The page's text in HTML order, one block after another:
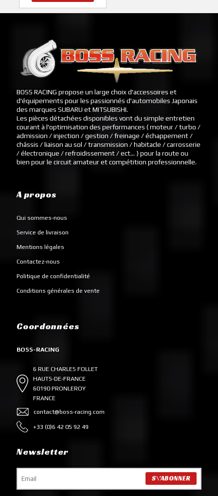
BOSS RACING propose un large choix d'accessoires et
d'équipements pour les passionnés d'automobiles Japonais
des marques SUBARU et MITSUBISHI.
Les pièces détachées disponibles vont du simple entretien
courant à l'optimisation des performances ( moteur / turbo /
admission / injection / gestion / freinage / échappement /
châssis / liaison au sol / transmission / habitacle / carrosserie
/ électronique / refroidissement / ect... ) pour la route ou
bien pour le circuit amateur et compétition professionnelle.
A propos
Qui sommes-nous
Service de livraison
Mentions légales
Contactez-nous
Politique de confidentialité
Conditions générales de vente
Coordonnées
BOSS-RACING
6 RUE CHARLES FOLLET
HAUTS-DE-FRANCE
60190 PRONLEROY
FRANCE
contact@boss-racing.com
+33 (0)6 42 05 92 49
Newsletter